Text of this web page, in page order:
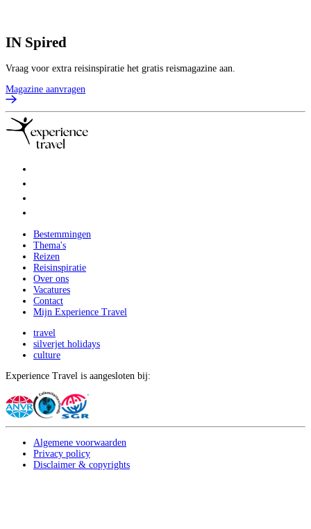
IN Spired
Vraag voor extra reisinspiratie het gratis reismagazine aan.
Magazine aanvragen
Bestemmingen
Thema's
Reizen
Reisinspiratie
Over ons
Vacatures
Contact
Mijn Experience Travel
travel
silverjet holidays
culture
Experience Travel is aangesloten bij:
Algemene voorwaarden
Privacy policy
Disclaimer & copyrights